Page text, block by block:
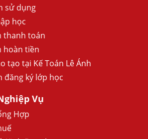
sử dụng
học
thanh toán
hoàn tiền
tạo tại Kế Toán Lê Ánh
đăng ký lớp học
Vụ
Hợp